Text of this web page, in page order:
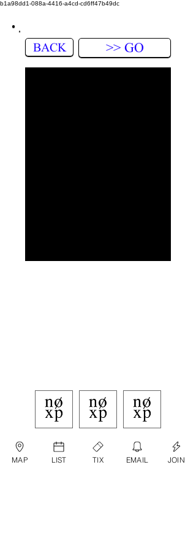
b1a98dd1-088a-4416-a4cd-cd6ff47b49dc
BACK >> GO
MAP LIST TIX EMAIL JOIN